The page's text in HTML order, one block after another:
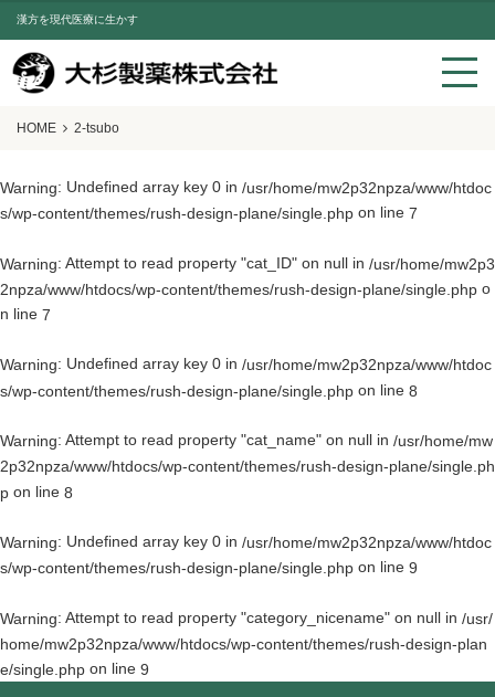
漢方を現代医療に生かす
HOME 2-tsubo
Warning: Undefined array key 0 in /usr/home/mw2p32npza/www/htdoc
s/wp-content/themes/rush-design-plane/single.php on line 7
Warning: Attempt to read property "cat_ID" on null in /usr/home/mw2p3
2npza/www/htdocs/wp-content/themes/rush-design-plane/single.php o
n line 7
Warning: Undefined array key 0 in /usr/home/mw2p32npza/www/htdoc
s/wp-content/themes/rush-design-plane/single.php on line 8
Warning: Attempt to read property "cat_name" on null in /usr/home/mw
2p32npza/www/htdocs/wp-content/themes/rush-design-plane/single.ph
p on line 8
Warning: Undefined array key 0 in /usr/home/mw2p32npza/www/htdoc
s/wp-content/themes/rush-design-plane/single.php on line 9
Warning: Attempt to read property "category_nicename" on null in /usr/
home/mw2p32npza/www/htdocs/wp-content/themes/rush-design-plan
e/single.php on line 9